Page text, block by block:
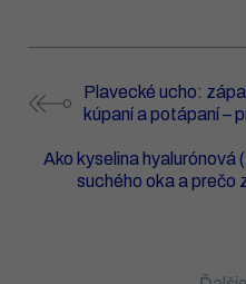
Plavecké ucho:
kúpaní a potápaní –
Ako kyselina hyalurónová
suchého oka a prečo